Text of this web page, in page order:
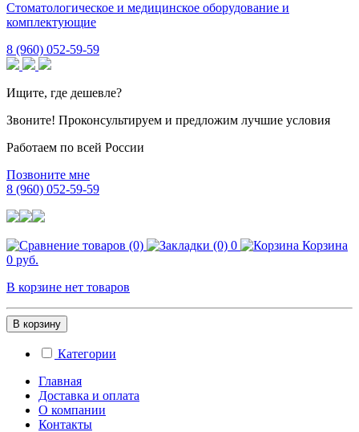
Стоматологическое и медицинское оборудование и
комплектующие
8 (960) 052-59-59
Ищите, где дешевле?
Звоните! Проконсультируем и предложим лучшие условия
Работаем по всей России
Позвоните мне
8 (960) 052-59-59
0
Корзина
0 руб.
В корзине нет товаров
В корзину
Категории
Главная
Доставка и оплата
О компании
Контакты